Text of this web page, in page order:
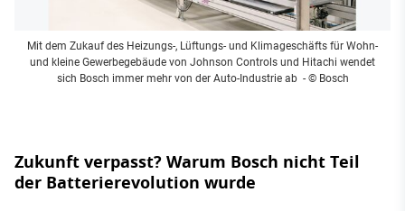
Mit dem Zukauf des Heizungs-, Lüftungs- und Klimageschäfts für Wohn-
und kleine Gewerbegebäude von Johnson Controls und Hitachi wendet
sich Bosch immer mehr von der Auto-Industrie ab - © Bosch
Zukunft verpasst? Warum Bosch nicht Teil
der Batterierevolution wurde